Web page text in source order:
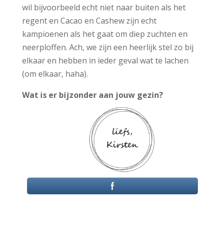
wil bijvoorbeeld echt niet naar buiten als het
regent en Cacao en Cashew zijn echt
kampioenen als het gaat om diep zuchten en
neerploffen. Ach, we zijn een heerlijk stel zo bij
elkaar en hebben in ieder geval wat te lachen
(om elkaar, haha).
Wat is er bijzonder aan jouw gezin?